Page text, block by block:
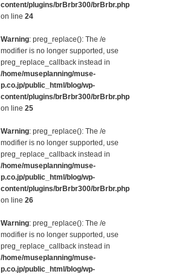
content/plugins/brBrbr300/brBrbr.php
on line 24
Warning: preg_replace(): The /e
modifier is no longer supported, use
preg_replace_callback instead in
/home/museplanning/muse-
p.co.jp/public_html/blog/wp-
content/plugins/brBrbr300/brBrbr.php
on line 25
Warning: preg_replace(): The /e
modifier is no longer supported, use
preg_replace_callback instead in
/home/museplanning/muse-
p.co.jp/public_html/blog/wp-
content/plugins/brBrbr300/brBrbr.php
on line 26
Warning: preg_replace(): The /e
modifier is no longer supported, use
preg_replace_callback instead in
/home/museplanning/muse-
p.co.jp/public_html/blog/wp-